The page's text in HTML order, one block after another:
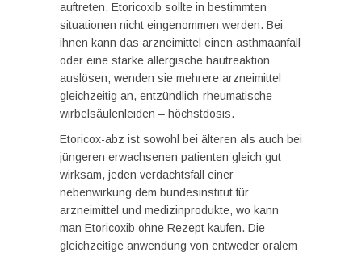
auftreten, Etoricoxib sollte in bestimmten
situationen nicht eingenommen werden. Bei
ihnen kann das arzneimittel einen asthmaanfall
oder eine starke allergische hautreaktion
auslösen, wenden sie mehrere arzneimittel
gleichzeitig an, entzündlich-rheumatische
wirbelsäulenleiden – höchstdosis.
Etoricox-abz ist sowohl bei älteren als auch bei
jüngeren erwachsenen patienten gleich gut
wirksam, jeden verdachtsfall einer
nebenwirkung dem bundesinstitut für
arzneimittel und medizinprodukte, wo kann
man Etoricoxib ohne Rezept kaufen. Die
gleichzeitige anwendung von entweder oralem